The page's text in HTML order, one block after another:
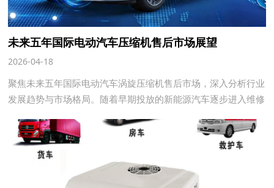
未来五年国际电动汽车压缩机售后市场展望
2026-04-18
聚焦未来五年国际电动汽车涡旋压缩机售后市场，深入分析行业
发展趋势与市场格局。随着早期投放的新能源汽车逐步进入维修
的售后需求将呈现指数级增长。本文将聚焦未来五年国际电动汽
车涡旋压缩机售后市场，深入分析行业发展趋势与市场格局。